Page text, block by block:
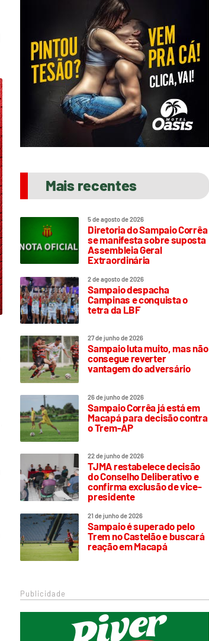
Mais recentes
5 de agosto de 2026
Diretoria do Sampaio Corrêa
se manifesta sobre suposta
Assembleia Geral
Extraordinária
2 de agosto de 2026
Sampaio despacha
Campinas e conquista o
tetra da LBF
27 de junho de 2026
Sampaio luta muito, mas não
consegue reverter
vantagem do adversário
26 de junho de 2026
Sampaio Corrêa já está em
Macapá para decisão contra
o Trem-AP
22 de junho de 2026
TJMA restabelece decisão
do Conselho Deliberativo e
confirma exclusão de vice-
presidente
21 de junho de 2026
Sampaio é superado pelo
Trem no Castelão e buscará
reação em Macapá
Publicidade